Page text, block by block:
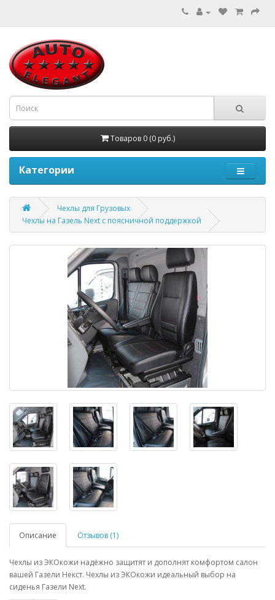
Товаров 0 (0 руб.)
Категории
Чехлы для Грузовых
Чехлы на Газель Next с поясничной поддержкой
Описание Отзывов (1)
Чехлы из ЭКОкожи надёжно защитят и дополнят комфортом салон
вашей Газели Некст. Чехлы из ЭКОкожи идеальный выбор на
сиденья Газели Next.